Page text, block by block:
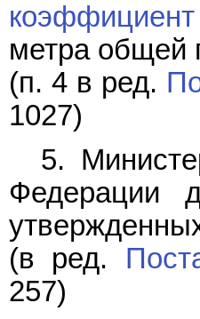
коэффициент
метра общей
(п. 4 в ред.
1027)
5.
Федерации
(в ред.
257)